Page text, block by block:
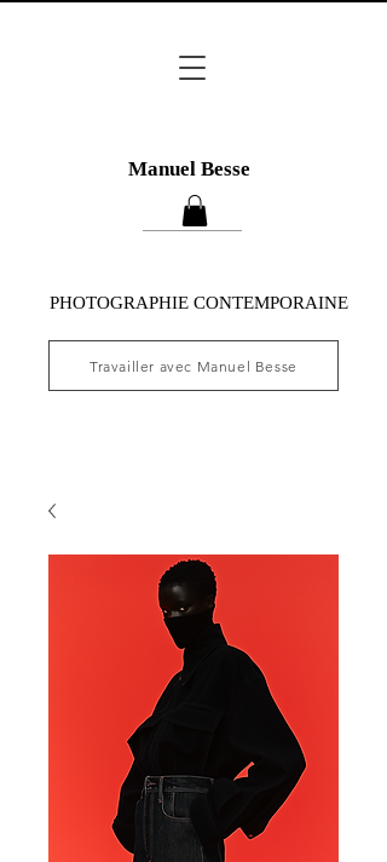
Manuel Besse
PHOTOGRAPHIE CONTEMPORAINE
Travailler avec Manuel Besse